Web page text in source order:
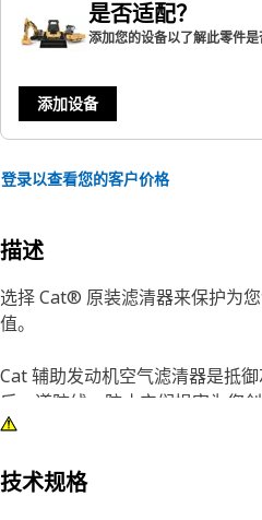
是否适配？
添加您的设备以了解此零件
添加设备
登录以查看您的客户价格
描述
选择 Cat® 原装滤清器来保护为
值。
Cat 辅助发动机空气滤清器是抵
后一道防线，防止它们损害为您
装置负责在更换粗滤器或粗滤器
技术规格